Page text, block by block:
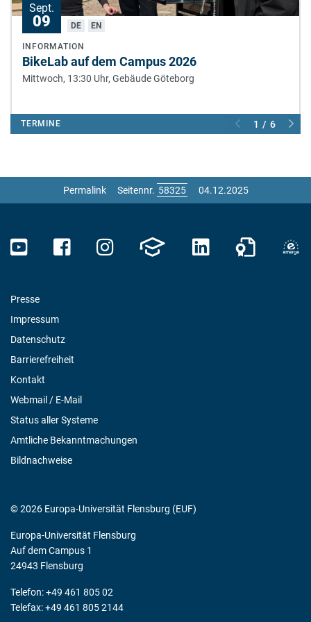
Sept.
09 DE EN
INFORMATION
BikeLab auf dem Campus 2026
Mittwoch, 13:30 Uhr, Gebäude Göteborg
TERMINE 1 / 6
Permalink Seitennr. 04.12.2025
Presse
Impressum
Datenschutz
Barrierefreiheit
Kontakt
Webmail / E-Mail
Status aller Systeme
Amtliche Bekanntmachungen
Bildnachweise
© 2026 Europa-Universität Flensburg (EUF)
Europa-Universität Flensburg
Auf dem Campus 1
24943 Flensburg
Telefon: +49 461 805 02
Telefax: +49 461 805 2144